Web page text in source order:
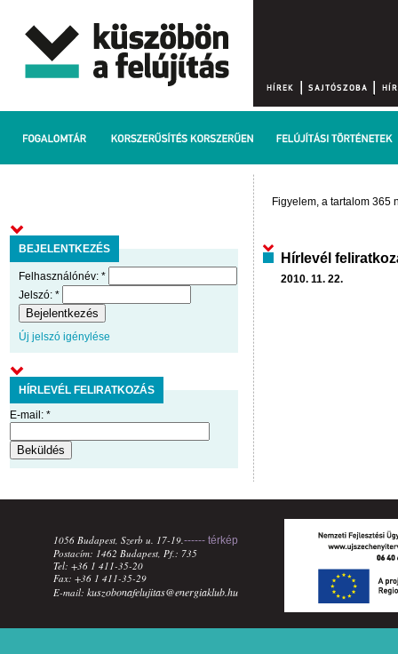
Figyelem, a tartalom 365
BEJELENTKEZÉS
Felhasználónév: *
Jelszó: *
Új jelszó igénylése
HÍRLEVÉL FELIRATKOZÁS
E-mail: *
Hírlevél
2010. 11. 22.
1056 Budapest, Szerb u. 17-19.------ térkép
Postacím: 1462 Budapest, Pf.: 735
Tel: +36 1 411-35-20
Fax: +36 1 411-35-29
E-mail: kuszobonafelujitas@energiaklub.hu